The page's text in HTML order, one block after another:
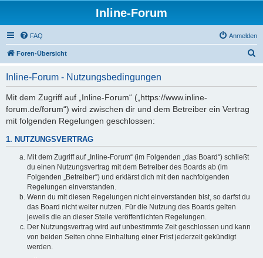
Inline-Forum
FAQ Anmelden
Foren-Übersicht
Inline-Forum - Nutzungsbedingungen
Mit dem Zugriff auf „Inline-Forum“ („https://www.inline-
forum.de/forum“) wird zwischen dir und dem Betreiber ein Vertrag
mit folgenden Regelungen geschlossen:
1. NUTZUNGSVERTRAG
Mit dem Zugriff auf „Inline-Forum“ (im Folgenden „das Board“) schließt
du einen Nutzungsvertrag mit dem Betreiber des Boards ab (im
Folgenden „Betreiber“) und erklärst dich mit den nachfolgenden
Regelungen einverstanden.
Wenn du mit diesen Regelungen nicht einverstanden bist, so darfst du
das Board nicht weiter nutzen. Für die Nutzung des Boards gelten
jeweils die an dieser Stelle veröffentlichten Regelungen.
Der Nutzungsvertrag wird auf unbestimmte Zeit geschlossen und kann
von beiden Seiten ohne Einhaltung einer Frist jederzeit gekündigt
werden.